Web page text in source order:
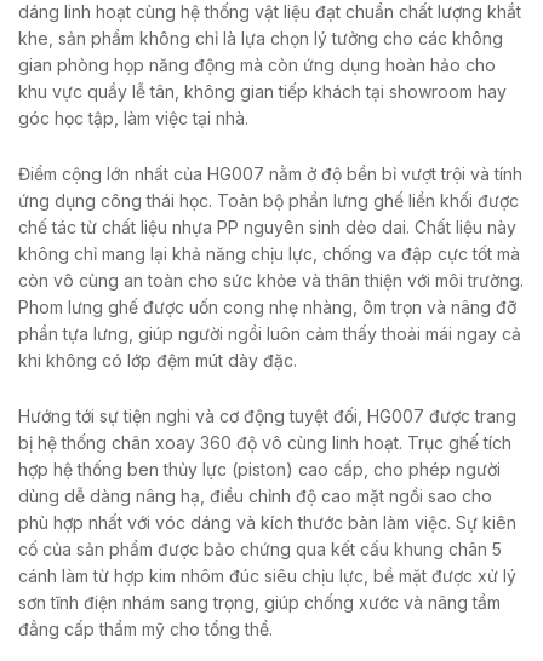
dáng linh hoạt cùng hệ thống vật liệu đạt chuẩn chất lượng khắt
khe, sản phẩm không chỉ là lựa chọn lý tưởng cho các không
gian phòng họp năng động mà còn ứng dụng hoàn hảo cho
khu vực quầy lễ tân, không gian tiếp khách tại showroom hay
góc học tập, làm việc tại nhà.
Điểm cộng lớn nhất của HG007 nằm ở độ bền bỉ vượt trội và tính
ứng dụng công thái học. Toàn bộ phần lưng ghế liền khối được
chế tác từ chất liệu nhựa PP nguyên sinh dẻo dai. Chất liệu này
không chỉ mang lại khả năng chịu lực, chống va đập cực tốt mà
còn vô cùng an toàn cho sức khỏe và thân thiện với môi trường.
Phom lưng ghế được uốn cong nhẹ nhàng, ôm trọn và nâng đỡ
phần tựa lưng, giúp người ngồi luôn cảm thấy thoải mái ngay cả
khi không có lớp đệm mút dày đặc.
Hướng tới sự tiện nghi và cơ động tuyệt đối, HG007 được trang
bị hệ thống chân xoay 360 độ vô cùng linh hoạt. Trục ghế tích
hợp hệ thống ben thủy lực (piston) cao cấp, cho phép người
dùng dễ dàng nâng hạ, điều chỉnh độ cao mặt ngồi sao cho
phù hợp nhất với vóc dáng và kích thước bàn làm việc. Sự kiên
cố của sản phẩm được bảo chứng qua kết cấu khung chân 5
cánh làm từ hợp kim nhôm đúc siêu chịu lực, bề mặt được xử lý
sơn tĩnh điện nhám sang trọng, giúp chống xước và nâng tầm
đẳng cấp thẩm mỹ cho tổng thể.